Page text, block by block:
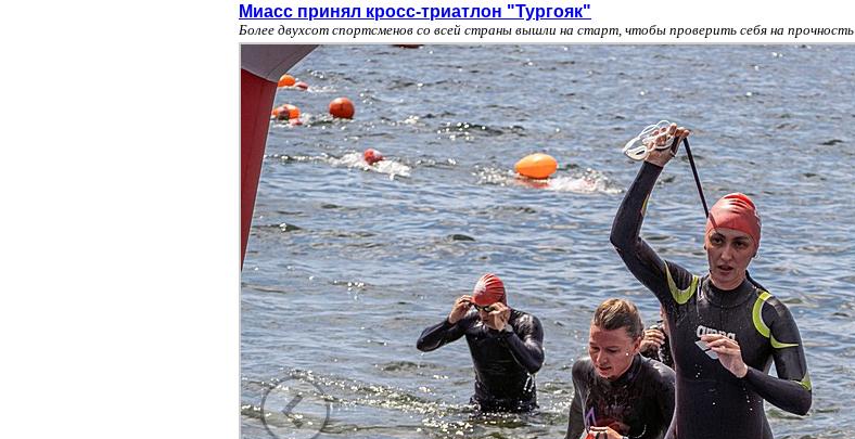
Миасс принял кросс-триатлон "Тургояк"
Более двухсот спортсменов со всей страны вышли на старт, чтобы проверить себя на прочность